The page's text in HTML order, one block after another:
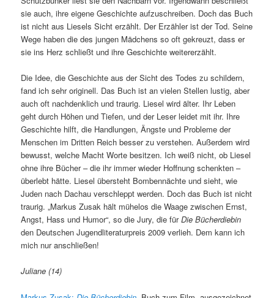
sie auch, ihre eigene Geschichte aufzuschreiben. Doch das Buch
ist nicht aus Liesels Sicht erzählt. Der Erzähler ist der Tod. Seine
Wege haben die des jungen Mädchens so oft gekreuzt, dass er
sie ins Herz schließt und ihre Geschichte weitererzählt.
Die Idee, die Geschichte aus der Sicht des Todes zu schildern,
fand ich sehr originell. Das Buch ist an vielen Stellen lustig, aber
auch oft nachdenklich und traurig. Liesel wird älter. Ihr Leben
geht durch Höhen und Tiefen, und der Leser leidet mit ihr. Ihre
Geschichte hilft, die Handlungen, Ängste und Probleme der
Menschen im Dritten Reich besser zu verstehen. Außerdem wird
bewusst, welche Macht Worte besitzen. Ich weiß nicht, ob Liesel
ohne ihre Bücher – die ihr immer wieder Hoffnung schenkten –
überlebt hätte. Liesel übersteht Bombennächte und sieht, wie
Juden nach Dachau verschleppt werden. Doch das Buch ist nicht
traurig. „Markus Zusak hält mühelos die Waage zwischen Ernst,
Angst, Hass und Humor“, so die Jury, die fürDie Bücherdiebin
den Deutschen Jugendliteraturpreis 2009 verlieh. Dem kann ich
mich nur anschließen!
Juliane (14)